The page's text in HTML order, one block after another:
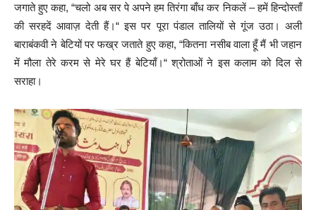
जगाते हुए कहा, “चलो अब सर पे अपने हम तिरंगा बाँध कर निकलें – हमें हिन्दोस्ताँ
की सरहदें आवाज़ देती हैं।“ इस पर पूरा पंडाल तालियों से गूंज उठा। अली
बाराबंकवी ने बेटियों पर फख्र जताते हुए कहा, “कितना नसीब वाला हूँ मैं भी जहान
में मौला तेरे करम से मेरे घर हैं बेटियाँ।“ श्रोताओं ने इस कलाम को दिल से
सराहा।